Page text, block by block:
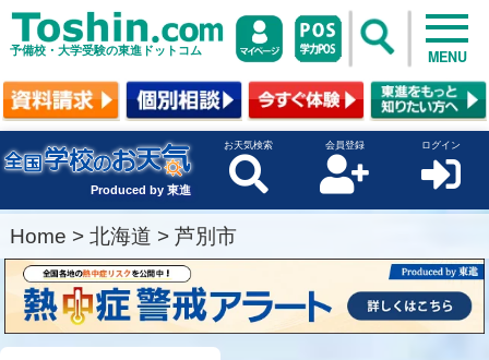
予備校・大学受験の東進ドットコム MENU
Produced by 東進
お天気検索 会員登録 ログイン
Home > 北海道 > 芦別市